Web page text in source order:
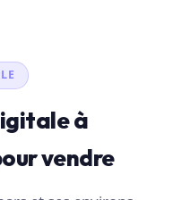
à
vendre